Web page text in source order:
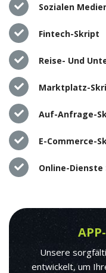
Sozialen
Fintech-Skript
Reise- Und
Marktplatz-
Auf-Anfrage-
E-Commerce-
Online-Dienste
Unsere
entwickelt, um